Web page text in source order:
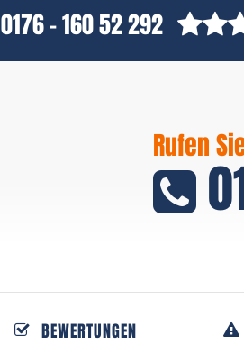
0176 - 160 52 292
Rufen
BEWERTUNGEN